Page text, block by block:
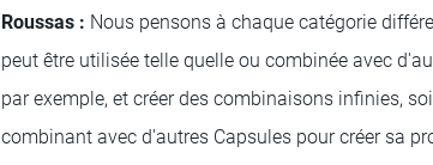
Roussas : Nous pensons à chaque catégorie
peut être utilisée telle quelle ou combinée avec
par exemple, et créer des combinaisons infinies,
combinant avec d'autres Capsules pour créer sa